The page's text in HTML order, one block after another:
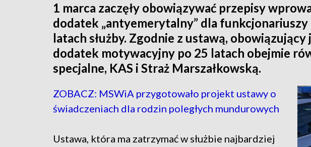
1 marca zaczęły obowiązywać przepisy
dodatek „antyemerytalny” dla funkcjonariuszy
latach służby. Zgodnie z ustawą, obowiązujący
dodatek motywacyjny po 25 latach obejmie
specjalne, KAS i Straż Marszałkowską.
ZOBACZ: MSWiA przygotowało projekt ustawy o
świadczeniach dla rodzin poległych mundurowych
Ustawa, która ma zatrzymać w służbie najbardziej